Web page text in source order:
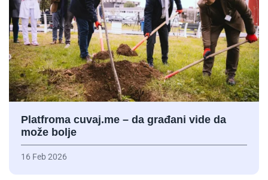
Platfroma cuvaj.me – da građani vide da
može bolje
16 Feb 2026